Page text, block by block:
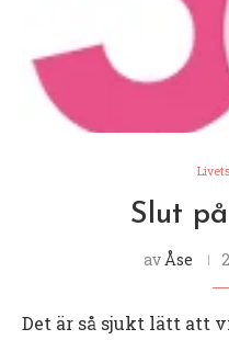
Slut
av Åse
Det är så sjukt lätt att